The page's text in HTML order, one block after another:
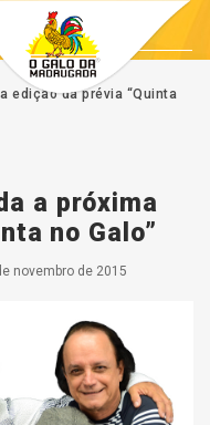
edição da prévia “Quinta
a próxima
no Galo”
novembro de 2015